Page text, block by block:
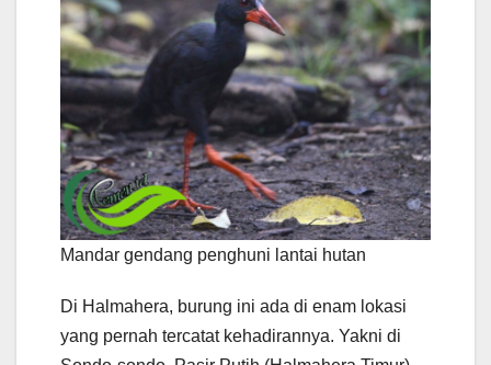
Mandar gendang penghuni lantai hutan
Di Halmahera, burung ini ada di enam lokasi
yang pernah tercatat kehadirannya. Yakni di